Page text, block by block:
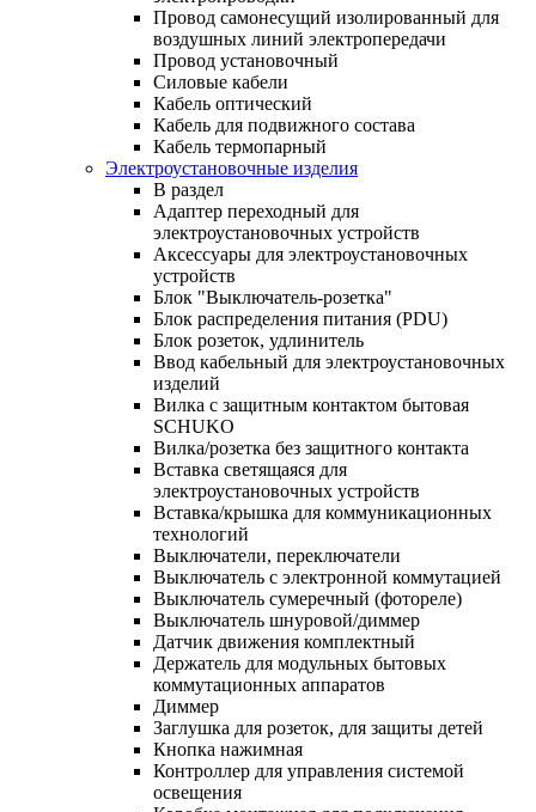
Провод самонесущий изолированный для
воздушных линий электропередачи
Провод установочный
Силовые кабели
Кабель оптический
Кабель для подвижного состава
Кабель термопарный
Электроустановочные изделия
В раздел
Адаптер переходный для
электроустановочных устройств
Аксессуары для электроустановочных
устройств
Блок "Выключатель-розетка"
Блок распределения питания (PDU)
Блок розеток, удлинитель
Ввод кабельный для электроустановочных
изделий
Вилка с защитным контактом бытовая
SCHUKO
Вилка/розетка без защитного контакта
Вставка светящаяся для
электроустановочных устройств
Вставка/крышка для коммуникационных
технологий
Выключатели, переключатели
Выключатель с электронной коммутацией
Выключатель сумеречный (фотореле)
Выключатель шнуровой/диммер
Датчик движения комплектный
Держатель для модульных бытовых
коммутационных аппаратов
Диммер
Заглушка для розеток, для защиты детей
Кнопка нажимная
Контроллер для управления системой
освещения